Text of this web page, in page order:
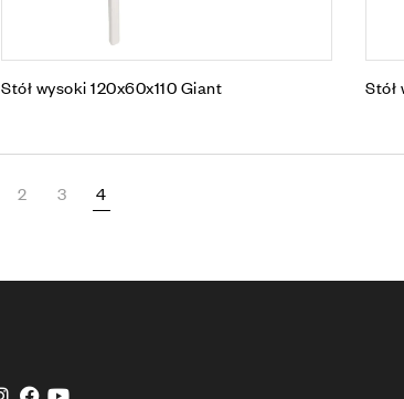
Stół wysoki 120x60x110 Giant Stół
2 3 4